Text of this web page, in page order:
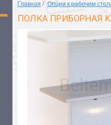
Главная / Опции к рабочим
ПОЛКА ПРИБОРНАЯ